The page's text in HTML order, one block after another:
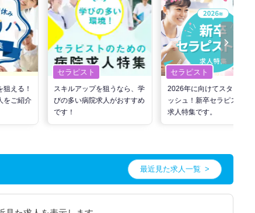
える！
をご紹介
セラピスト
スキルアップを狙うなら、学
びの多い病院求人がおすすめ
です！
セラピスト
2026年に向けてスタートダ
ッシュ！新卒セラピスト向け
求人特集です。
最近見た求人一覧